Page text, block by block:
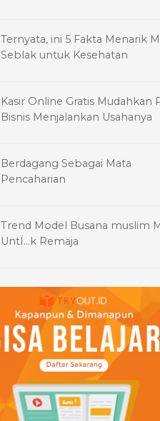
Ternyata, ini 5 Fakta Menarik
Seblak untuk Kesehatan
Kasir Online Gratis Mudahkan
Bisnis Menjalankan Usahanya
Berdagang Sebagai Mata
Pencaharian
Trend Model Busana muslim
UntÏ…k Remaja